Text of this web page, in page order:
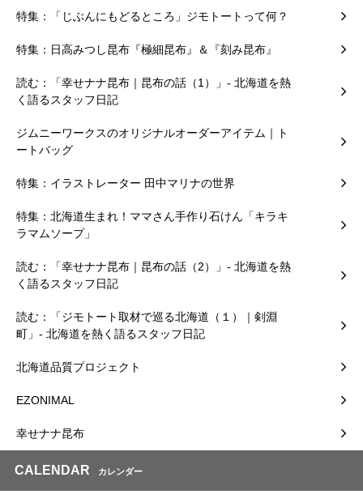
特集：「じぶんにもどるところ」ジモトートって何？
特集：日高みつし昆布『極細昆布』＆『刻み昆布』
読む：「幸せナナ昆布｜昆布の話（1）」- 北海道を熱
く語るスタッフ日記
ジムニーワークスのオリジナルオーダーアイテム｜ト
ートバッグ
特集：イラストレーター 田中マリナの世界
特集：北海道生まれ！ママさん手作り石けん「キラキ
ラマムソープ」
読む：「幸せナナ昆布｜昆布の話（2）」- 北海道を熱
く語るスタッフ日記
読む：「ジモトート取材で巡る北海道（１）｜剣淵
町」- 北海道を熱く語るスタッフ日記
北海道品質プロジェクト
EZONIMAL
幸せナナ昆布
CALENDAR カレンダー